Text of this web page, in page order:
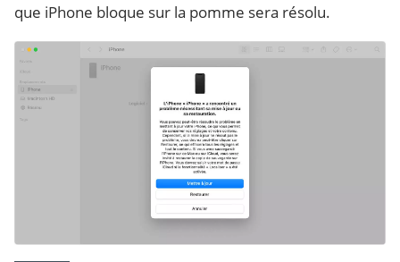
que iPhone bloque sur la pomme sera résolu.